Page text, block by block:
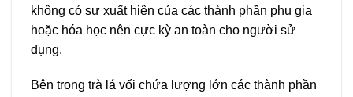
không có sự xuất hiện của các thành phần phụ gia
hoặc hóa học nên cực kỳ an toàn cho người sử
dụng.
Bên trong trà lá vối chứa lượng lớn các thành phần